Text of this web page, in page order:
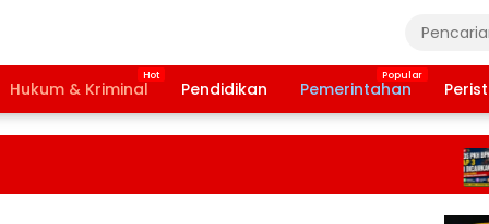
Hukum & Kriminal Pendidikan Pemerintahan